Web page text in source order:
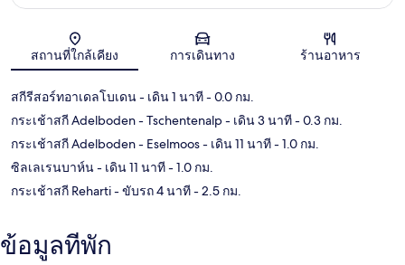
แผนที่
สถานที่ใกล้เคียง การเดินทาง ร้านอาหาร
สกีรีสอร์ทอาเดลโบเดน- เดิน 1 นาที- 0.0 กม.
กระเช้าสกี Adelboden - Tschentenalp- เดิน 3 นาที- 0.3 กม.
กระเช้าสกี Adelboden - Eselmoos- เดิน 11 นาที- 1.0 กม.
ซิลเลเรนบาห์น- เดิน 11 นาที- 1.0 กม.
กระเช้าสกี Reharti- ขับรถ 4 นาที- 2.5 กม.
ข้อมูลที่พัก